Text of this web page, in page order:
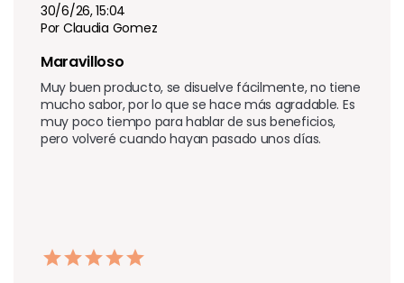
30/6/26, 15:04
Por Claudia Gomez
Maravilloso
Muy buen producto, se disuelve fácilmente, no tiene
mucho sabor, por lo que se hace más agradable. Es
muy poco tiempo para hablar de sus beneficios,
pero volveré cuando hayan pasado unos días.